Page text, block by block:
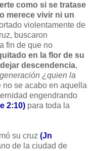
como si se tratase
merece vivir ni un
violentamente de
buscaron
fin de que no
en la flor de su
descendencia,
generación ¿quien la
se acabo en aquella
engendrando
2:10) para toda la
su cruz (Jn
de la ciudad de